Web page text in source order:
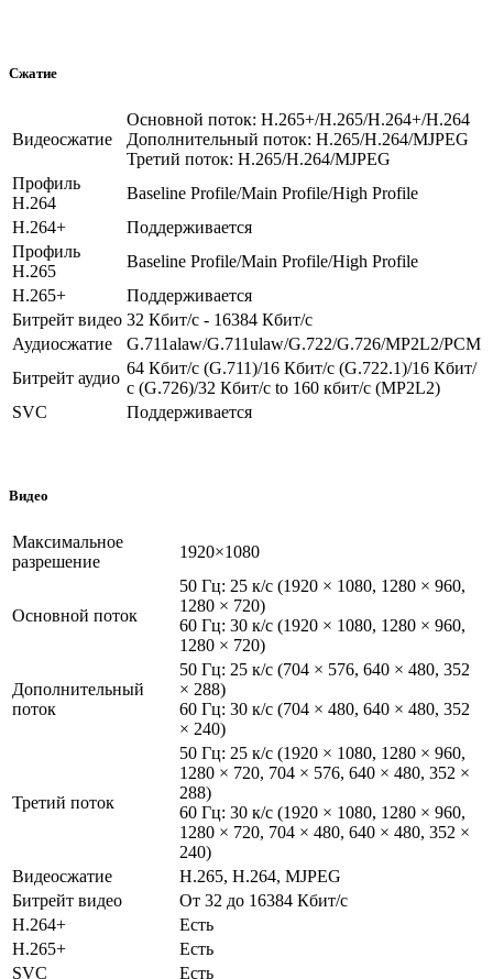
Сжатие
Видеосжатие
Основной поток: H.265+/H.265/H.264+/H.264
Дополнительный поток: H.265/H.264/MJPEG
Третий поток: H.265/H.264/MJPEG
Профиль
H.264
Baseline Profile/Main Profile/High Profile
H.264+
Поддерживается
Профиль
H.265
Baseline Profile/Main Profile/High Profile
H.265+
Поддерживается
Битрейт видео 32 Кбит/с - 16384 Кбит/с
Аудиосжатие
G.711alaw/G.711ulaw/G.722/G.726/MP2L2/PCM
Битрейт аудио
64 Кбит/с (G.711)/16 Кбит/с (G.722.1)/16 Кбит/
с (G.726)/32 Кбит/с to 160 кбит/с (MP2L2)
SVC
Поддерживается
Видео
Максимальное
разрешение
1920×1080
Основной поток
50 Гц: 25 к/с (1920 × 1080, 1280 × 960,
1280 × 720)
60 Гц: 30 к/с (1920 × 1080, 1280 × 960,
1280 × 720)
Дополнительный
поток
50 Гц: 25 к/с (704 × 576, 640 × 480, 352
× 288)
60 Гц: 30 к/с (704 × 480, 640 × 480, 352
× 240)
Третий поток
50 Гц: 25 к/с (1920 × 1080, 1280 × 960,
1280 × 720, 704 × 576, 640 × 480, 352 ×
288)
60 Гц: 30 к/с (1920 × 1080, 1280 × 960,
1280 × 720, 704 × 480, 640 × 480, 352 ×
240)
Видеосжатие
H.265, H.264, MJPEG
Битрейт видео
От 32 до 16384 Кбит/с
H.264+
Есть
H.265+
Есть
SVC
Есть